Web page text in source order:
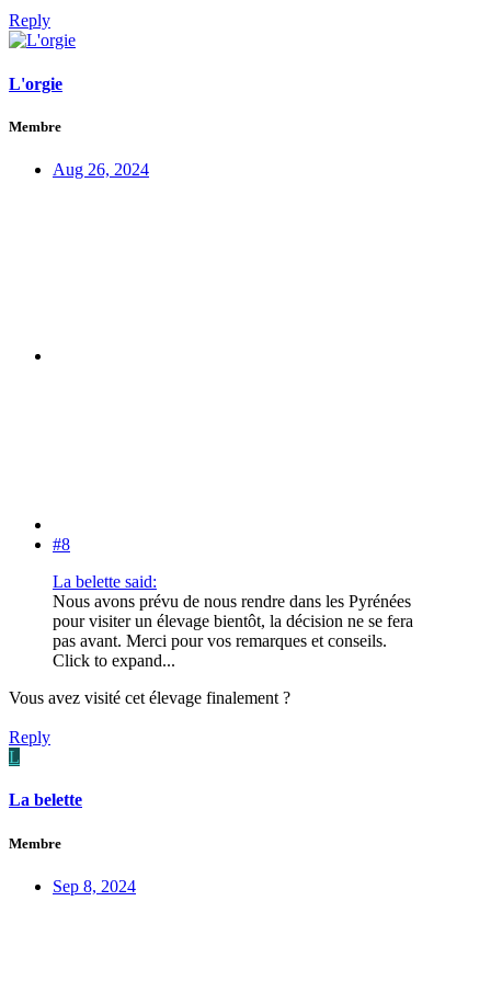
Reply
L'orgie
Membre
Aug 26, 2024
#8
La belette said:
Nous avons prévu de nous rendre dans les Pyrénées
pour visiter un élevage bientôt, la décision ne se fera
pas avant. Merci pour vos remarques et conseils.
Click to expand...
Vous avez visité cet élevage finalement ?
Reply
L
La belette
Membre
Sep 8, 2024